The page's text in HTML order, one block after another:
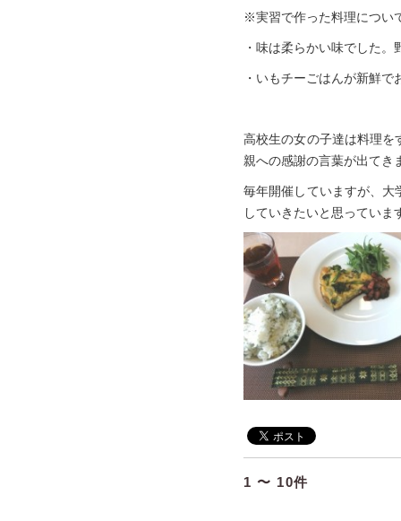
※実習で作った料理につい
・味は柔らかい味でした
・いもチーごはんが新鮮で
高校生の女の子達は料理を
親への感謝の言葉が出てき
毎年開催していますが、大
していきたいと思ってい
1 〜 10件